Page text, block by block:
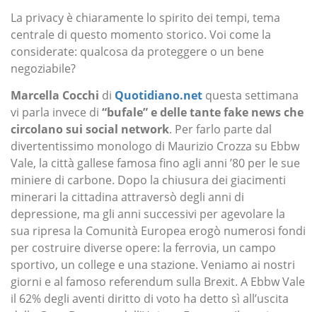
La privacy è chiaramente lo spirito dei tempi, tema
centrale di questo momento storico. Voi come la
considerate: qualcosa da proteggere o un bene
negoziabile?
Marcella Cocchi di Quotidiano.net questa settimana
vi parla invece di “bufale” e delle tante fake news che
circolano sui social network. Per farlo parte dal
divertentissimo monologo di Maurizio Crozza su Ebbw
Vale, la città gallese famosa fino agli anni ’80 per le sue
miniere di carbone. Dopo la chiusura dei giacimenti
minerari la cittadina attraversò degli anni di
depressione, ma gli anni successivi per agevolare la
sua ripresa la Comunità Europea erogò numerosi fondi
per costruire diverse opere: la ferrovia, un campo
sportivo, un college e una stazione. Veniamo ai nostri
giorni e al famoso referendum sulla Brexit. A Ebbw Vale
il 62% degli aventi diritto di voto ha detto sì all’uscita